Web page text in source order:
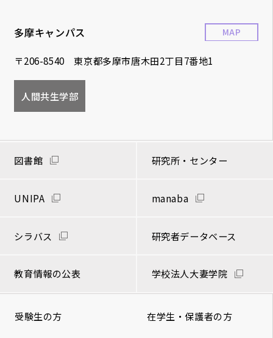
多摩キャンパス
〒206-8540 東京都多摩市唐木田2丁目7番地1
MAP
人間共生学部
図書館 研究所・センター
UNIPA manaba
シラバス 研究者データベース
教育情報の公表 学校法人大妻学院
受験生の方 在学生・保護者の方